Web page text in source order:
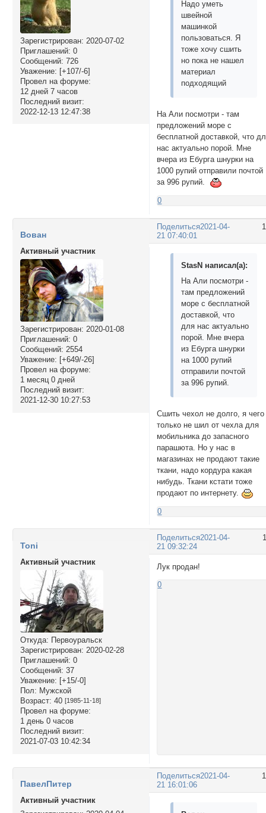
Зарегистрирован: 2020-07-02
Приглашений: 0
Сообщений: 726
Уважение: [+107/-6]
Провел на форуме:
12 дней 7 часов
Последний визит:
2022-12-13 12:47:38
Надо уметь
швейной
машинкой
пользоваться. Я
тоже хочу сшить
но пока не нашел
материал
подходящий
На Али посмотри - там
предложений море с
бесплатной доставкой, что
нас актуально порой. Мне
вчера из Ебурга шнурки на
1000 рупий отправили почтой
за 996 рупий.
0
Поделиться2021-04-
21 07:40:01
Вован
Активный участник
Зарегистрирован: 2020-01-08
Приглашений: 0
Сообщений: 2554
Уважение: [+649/-26]
Провел на форуме:
1 месяц 0 дней
Последний визит:
2021-12-30 10:27:53
StasN написал(а):
На Али посмотри -
там предложений
море с бесплатной
доставкой, что
для нас актуально
порой. Мне вчера
из Ебурга шнурки
на 1000 рупий
отправили почтой
за 996 рупий.
Сшить чехол не долго, я чего
только не шил от чехла для
мобильника до запасного
парашюта. Но у нас в
магазинах не продают такие
ткани, надо кордура какая
нибудь. Ткани кстати тоже
продают по интернету.
0
Поделиться2021-04-
21 09:32:24
Toni
Активный участник
Откуда: Первоуральск
Зарегистрирован: 2020-02-28
Приглашений: 0
Сообщений: 37
Уважение: [+15/-0]
Пол: Мужской
Возраст: 40 [1985-11-18]
Провел на форуме:
1 день 0 часов
Последний визит:
2021-07-03 10:42:34
Лук продан!
0
Поделиться2021-04-
21 16:01:06
ПавелПитер
Активный участник